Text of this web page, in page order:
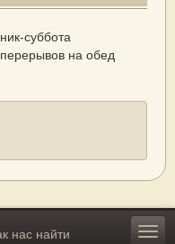
суббота
на обед
нас найти